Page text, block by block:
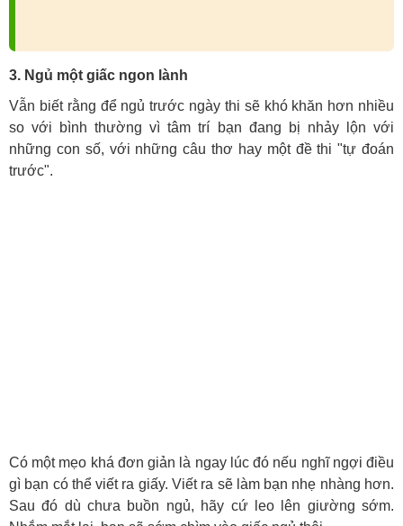
3. Ngủ một giấc ngon lành
Vẫn biết rằng để ngủ trước ngày thi sẽ khó khăn hơn nhiều
so với bình thường vì tâm trí bạn đang bị nhảy lộn với
những con số, với những câu thơ hay một đề thi "tự đoán
trước".
Có một mẹo khá đơn giản là ngay lúc đó nếu nghĩ ngợi điều
gì bạn có thể viết ra giấy. Viết ra sẽ làm bạn nhẹ nhàng hơn.
Sau đó dù chưa buồn ngủ, hãy cứ leo lên giường sớm.